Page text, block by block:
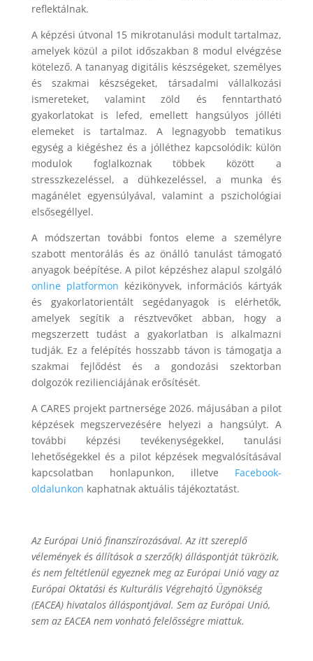
reflektálnak.
A képzési útvonal 15 mikrotanulási modult tartalmaz,
amelyek közül a pilot időszakban 8 modul elvégzése
kötelező. A tananyag digitális készségeket, személyes
és szakmai készségeket, társadalmi vállalkozási
ismereteket, valamint zöld és fenntartható
gyakorlatokat is lefed, emellett hangsúlyos jólléti
elemeket is tartalmaz. A legnagyobb tematikus
egység a kiégéshez és a jólléthez kapcsolódik: külön
modulok foglalkoznak többek között a
stresszkezeléssel, a dühkezeléssel, a munka és
magánélet egyensúlyával, valamint a pszichológiai
elsősegéllyel.
A módszertan további fontos eleme a személyre
szabott mentorálás és az önálló tanulást támogató
anyagok beépítése. A pilot képzéshez alapul szolgáló
online platformon kézikönyvek, információs kártyák
és gyakorlatorientált segédanyagok is elérhetők,
amelyek segítik a résztvevőket abban, hogy a
megszerzett tudást a gyakorlatban is alkalmazni
tudják. Ez a felépítés hosszabb távon is támogatja a
szakmai fejlődést és a gondozási szektorban
dolgozók rezilienciájának erősítését.
A CARES projekt partnersége 2026. májusában a pilot
képzések megszervezésére helyezi a hangsúlyt. A
további képzési tevékenységekkel, tanulási
lehetőségekkel és a pilot képzések megvalósításával
kapcsolatban honlapunkon, illetve Facebook-
oldalunkon kaphatnak aktuális tájékoztatást.
Az Európai Unió finanszírozásával. Az itt szereplő
vélemények és állítások a szerző(k) álláspontját tükrözik,
és nem feltétlenül egyeznek meg az Európai Unió vagy az
Európai Oktatási és Kulturális Végrehajtó Ügynökség
(EACEA) hivatalos álláspontjával. Sem az Európai Unió,
sem az EACEA nem vonható felelősségre miattuk.